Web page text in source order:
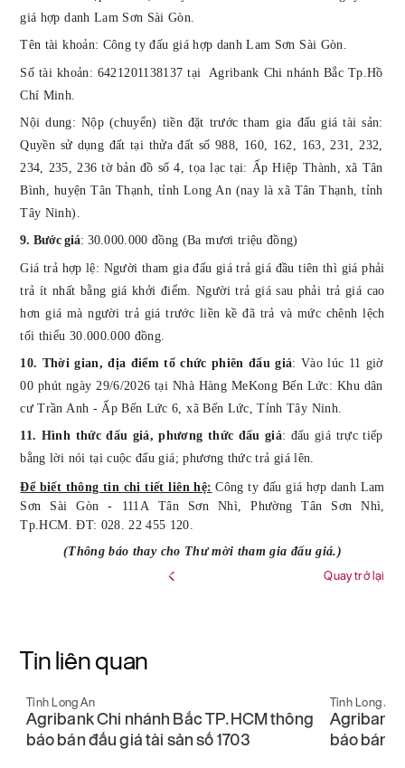
giá hợp danh Lam Sơn Sài Gòn
Tên tài khoản: Công ty đấu giá hợp danh Lam Sơn Sài Gòn.
Số tài khoản: 6421201138137 tại Agribank Chi nhánh Bắc Tp.Hồ
Chí Minh.
Nội dung: Nộp (chuyển) tiền đặt trước tham gia đấu giá tài sản:
Quyền sử dụng đất tại thửa đất số 988, 160, 162, 163, 231, 232,
234, 235, 236 tờ bản đồ số 4,tọa lạc tại: Ấp Hiệp Thành, xã Tân
Bình, huyện Tân Thạnh, tỉnh Long An (nay là xã Tân Thạnh, tỉnh
Tây Ninh).
9. Bước giá: 30.000.000 đồng (Ba mươi triệu đồng)
Giá trả hợp lệ: Người tham gia đấu giá trả giá đầu tiên thì giá phải
trả ít nhất bằng giá khởi điểm. Người trả giá sau phải trả giá cao
hơn giá mà người trả giá trước liền kề đã trả và mức chênh lệch
tối thiểu 30.000.000 đồng.
10. Thời gian, địa điểm tổ chứcphiên đấu giá: Vào lúc 11 giờ
00 phút ngày 29/6/2026 tại Nhà Hàng MeKong Bến Lức: Khu dân
cư Trần Anh - Ấp Bến Lức 6, xã Bến Lức, Tỉnh Tây Ninh
11. Hình thức đấu giá, phương thức đấu giá: đấu giá trực tiếp
bằng lời nói tại cuộc đấu giá; phương thức trả giá lên.
Để biết thông tin chi tiết liên hệ: Công ty đấu giá hợp danh Lam
Sơn Sài Gòn - 111A Tân Sơn Nhì, Phường Tân Sơn Nhì,
Tp.HCM. ĐT: 028. 22 455 120.
(Thông báo thay cho Thư mời tham gia đấu giá.)
Quay trở lại
Tin liên quan
Tỉnh Long An
Agribank Chi nhánh Bắc TP.HCM thông
báo bán đấu giá tài sản số 1704
Tỉnh Long An
Agribank
đấu giá